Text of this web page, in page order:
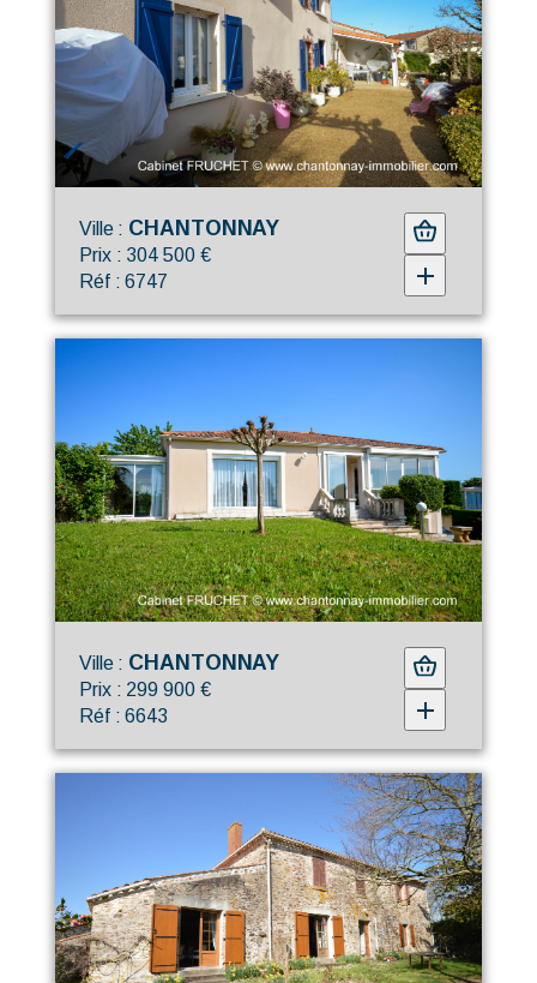
Ville : CHANTONNAY
Prix : 304 500 €
Réf : 6747
Ville : CHANTONNAY
Prix : 299 900 €
Réf : 6643